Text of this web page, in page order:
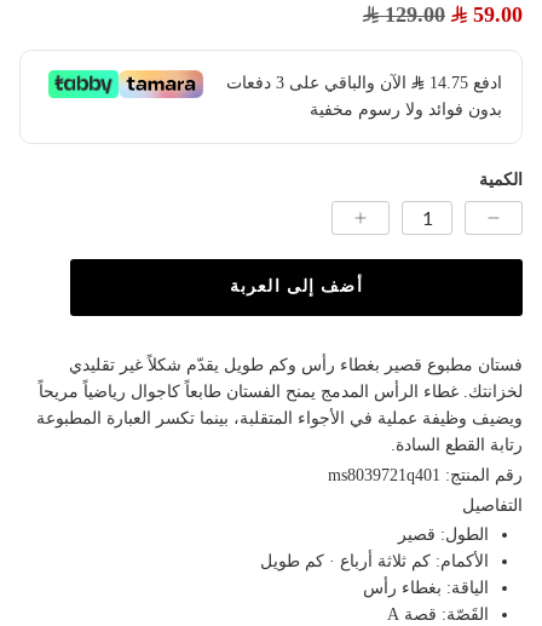
59.00
129.00
ادفع 14.75
​ الآن والباقي على 3 دفعات
بدون فوائد ولا رسوم مخفية
الكمية
أضف إلى العربة
فستان مطبوع قصير بغطاء رأس وكم طويل يقدّم شكلاً غير تقليدي
لخزانتك. غطاء الرأس المدمج يمنح الفستان طابعاً كاجوال رياضياً مريحاً
ويضيف وظيفة عملية في الأجواء المتقلبة، بينما تكسر العبارة المطبوعة
رتابة القطع السادة.
رقم المنتج: ms8039721q401
التفاصيل
الطول: قصير
الأكمام: كم ثلاثة أرباع · كم طويل
الياقة: بغطاء رأس
القَصّة: قصة A